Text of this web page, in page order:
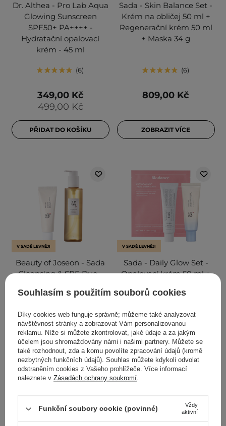
Dr. Althea - Pro Lab Aqua
Glowing Sunscreen
SPF50+ PA++++ -
Hydratační opalovací
krém - 45 ml
6
499,00 Kč
349,00 Kč
PŘIDAT DO KOŠÍKU
Sada - Skin Balance Set -
Krém na obličej 50 ml +
Regenerační krém 50 ml
+ Maska 34 g
6
809,00 Kč
ZOBRAZIT VÍCE
V SADĚ LEVNĚJI
Beauty of Joseon - Sada
Cleansing & SPF Duo -
Krém na obličej 210 ml
3
689,00 Kč-703,00
Kč
ZOBRAZIT VÍCE
V SADĚ LEVNĚJI
Sada - Daily Glow Set -
Opalovací krém 50 ml +
Maska 34 g
3
825,00 Kč
Souhlasím s použitím souborů cookies
Díky cookies web funguje správně; můžeme také analyzovat
návštěvnost stránky a zobrazovat Vám personalizovanou
reklamu. Níže si můžete zkontrolovat, jaké údaje a za jakým
účelem jsou shromažďovány námi i našimi partnery. Můžete se
také rozhodnout, zda a komu povolíte zpracování údajů (kromě
nezbytných funkčních údajů). Souhlas můžete kdykoli odvolat
odstraněním cookies z Vašeho prohlížeče. Více informací
naleznete v Zásadách ochrany soukromí.
Funkční soubory cookie (povinné)
Vždy
aktivní